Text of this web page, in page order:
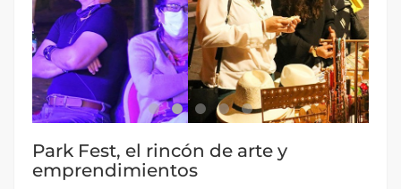
Park Fest, el rincón de arte y
emprendimientos